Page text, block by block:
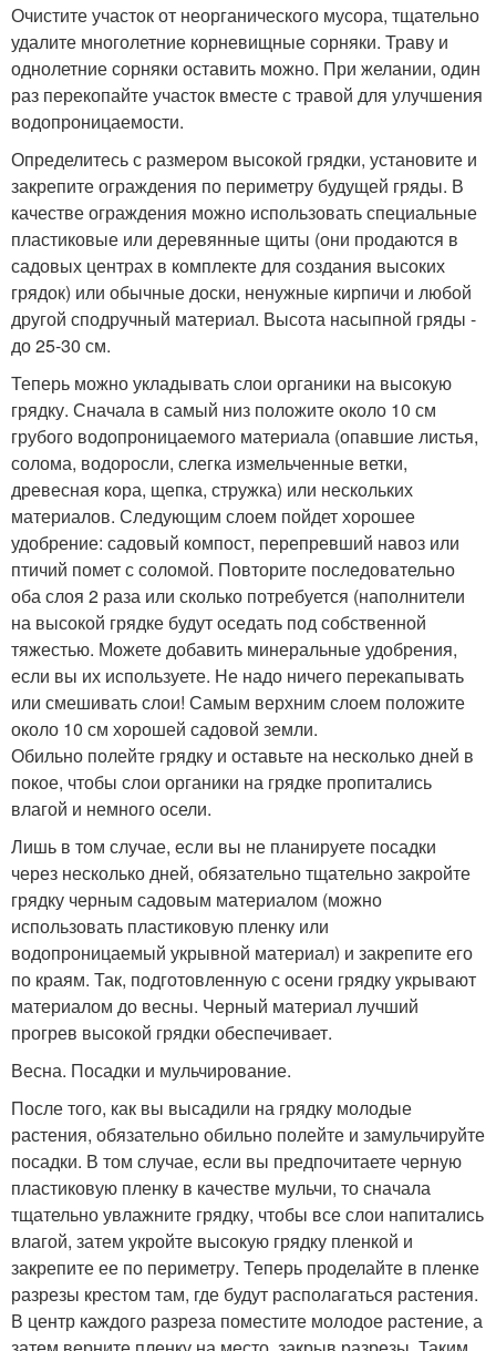
Очистите участок от неорганического мусора, тщательно
удалите многолетние корневищные сорняки. Траву и
однолетние сорняки оставить можно. При желании, один
раз перекопайте участок вместе с травой для улучшения
водопроницаемости.
Определитесь с размером высокой грядки, установите и
закрепите ограждения по периметру будущей гряды. В
качестве ограждения можно использовать специальные
пластиковые или деревянные щиты (они продаются в
садовых центрах в комплекте для создания высоких
грядок) или обычные доски, ненужные кирпичи и любой
другой сподручный материал. Высота насыпной гряды -
до 25-30 см.
Теперь можно укладывать слои органики на высокую
грядку. Сначала в самый низ положите около 10 см
грубого водопроницаемого материала (опавшие листья,
солома, водоросли, слегка измельченные ветки,
древесная кора, щепка, стружка) или нескольких
материалов. Следующим слоем пойдет хорошее
удобрение: садовый компост, перепревший навоз или
птичий помет с соломой. Повторите последовательно
оба слоя 2 раза или сколько потребуется (наполнители
на высокой грядке будут оседать под собственной
тяжестью. Можете добавить минеральные удобрения,
если вы их используете. Не надо ничего перекапывать
или смешивать слои! Самым верхним слоем положите
около 10 см хорошей садовой земли.
Обильно полейте грядку и оставьте на несколько дней в
покое, чтобы слои органики на грядке пропитались
влагой и немного осели.
Лишь в том случае, если вы не планируете посадки
через несколько дней, обязательно тщательно закройте
грядку черным садовым материалом (можно
использовать пластиковую пленку или
водопроницаемый укрывной материал) и закрепите его
по краям. Так, подготовленную с осени грядку укрывают
материалом до весны. Черный материал лучший
прогрев высокой грядки обеспечивает.
Весна. Посадки и мульчирование.
После того, как вы высадили на грядку молодые
растения, обязательно обильно полейте и замульчируйте
посадки. В том случае, если вы предпочитаете черную
пластиковую пленку в качестве мульчи, то сначала
тщательно увлажните грядку, чтобы все слои напитались
влагой, затем укройте высокую грядку пленкой и
закрепите ее по периметру. Теперь проделайте в пленке
разрезы крестом там, где будут располагаться растения.
В центр каждого разреза поместите молодое растение, а